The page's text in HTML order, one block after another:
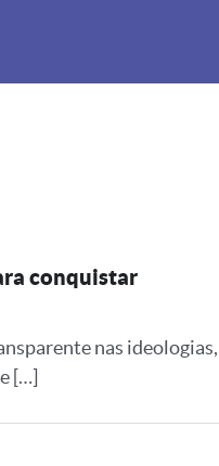
conquistar
nas ideologias,
[…]